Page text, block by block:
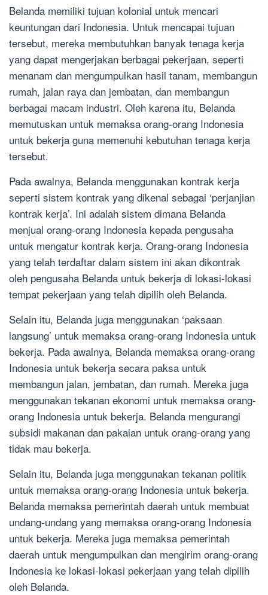
Belanda memiliki tujuan kolonial untuk mencari
keuntungan dari Indonesia. Untuk mencapai tujuan
tersebut, mereka membutuhkan banyak tenaga kerja
yang dapat mengerjakan berbagai pekerjaan, seperti
menanam dan mengumpulkan hasil tanam, membangun
rumah, jalan raya dan jembatan, dan membangun
berbagai macam industri. Oleh karena itu, Belanda
memutuskan untuk memaksa orang-orang Indonesia
untuk bekerja guna memenuhi kebutuhan tenaga kerja
tersebut.
Pada awalnya, Belanda menggunakan kontrak kerja
seperti sistem kontrak yang dikenal sebagai ‘perjanjian
kontrak kerja’. Ini adalah sistem dimana Belanda
menjual orang-orang Indonesia kepada pengusaha
untuk mengatur kontrak kerja. Orang-orang Indonesia
yang telah terdaftar dalam sistem ini akan dikontrak
oleh pengusaha Belanda untuk bekerja di lokasi-lokasi
tempat pekerjaan yang telah dipilih oleh Belanda.
Selain itu, Belanda juga menggunakan ‘paksaan
langsung’ untuk memaksa orang-orang Indonesia untuk
bekerja. Pada awalnya, Belanda memaksa orang-orang
Indonesia untuk bekerja secara paksa untuk
membangun jalan, jembatan, dan rumah. Mereka juga
menggunakan tekanan ekonomi untuk memaksa orang-
orang Indonesia untuk bekerja. Belanda mengurangi
subsidi makanan dan pakaian untuk orang-orang yang
tidak mau bekerja.
Selain itu, Belanda juga menggunakan tekanan politik
untuk memaksa orang-orang Indonesia untuk bekerja.
Belanda memaksa pemerintah daerah untuk membuat
undang-undang yang memaksa orang-orang Indonesia
untuk bekerja. Mereka juga memaksa pemerintah
daerah untuk mengumpulkan dan mengirim orang-orang
Indonesia ke lokasi-lokasi pekerjaan yang telah dipilih
oleh Belanda.